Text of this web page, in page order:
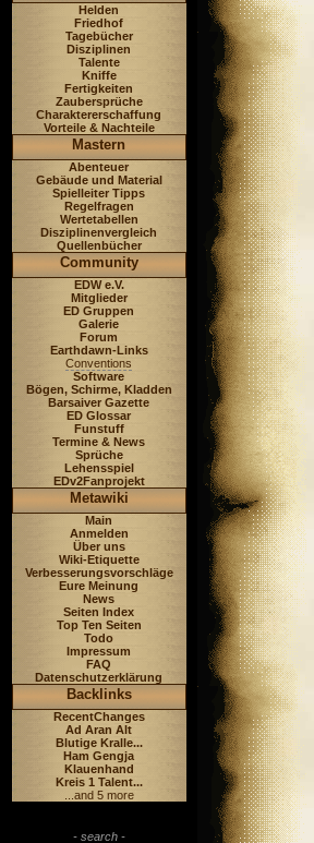
Helden
Friedhof
Tagebücher
Disziplinen
Talente
Kniffe
Fertigkeiten
Zaubersprüche
Charaktererschaffung
Vorteile & Nachteile
Mastern
Abenteuer
Gebäude und Material
Spielleiter Tipps
Regelfragen
Wertetabellen
Disziplinenvergleich
Quellenbücher
Community
EDW e.V.
Mitglieder
ED Gruppen
Galerie
Forum
Earthdawn-Links
Conventions
Software
Bögen, Schirme, Kladden
Barsaiver Gazette
ED Glossar
Funstuff
Termine & News
Sprüche
Lehensspiel
EDv2Fanprojekt
Metawiki
Main
Anmelden
Über uns
Wiki-Etiquette
Verbesserungsvorschläge
Eure Meinung
News
Seiten Index
Top Ten Seiten
Todo
Impressum
FAQ
Datenschutzerklärung
Backlinks
RecentChanges
Ad Aran Alt
Blutige Kralle...
Ham Gengja
Klauenhand
Kreis 1 Talent...
...and 5 more
- search -